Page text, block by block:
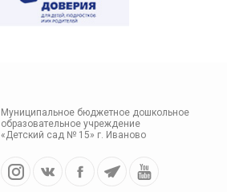
Муниципальное бюджетное дошкольное
образовательное учреждение
«Детский сад № 15» г. Иваново